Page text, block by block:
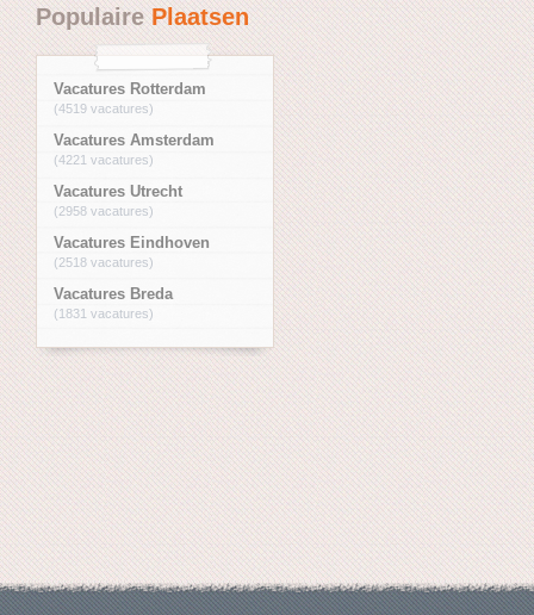
PopulairePlaatsen
Vacatures Rotterdam
(4519 vacatures)
Vacatures Amsterdam
(4221 vacatures)
Vacatures Utrecht
(2958 vacatures)
Vacatures Eindhoven
(2518 vacatures)
Vacatures Breda
(1831 vacatures)